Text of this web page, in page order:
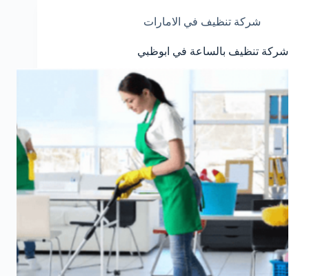
شركة تنظيف في الامارات
شركة تنظيف بالساعة في ابوظبي